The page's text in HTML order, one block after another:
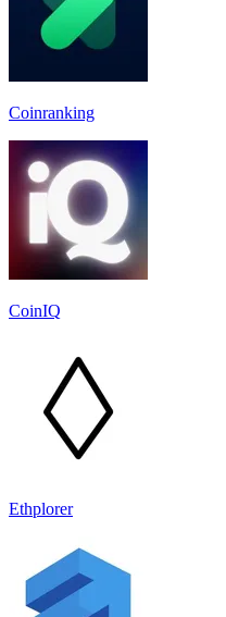
Coinranking
CoinIQ
Ethplorer